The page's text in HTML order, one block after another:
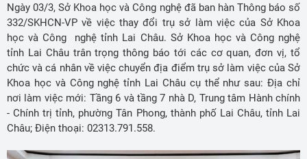
Ngày 03/3, Sở Khoa học và Công nghệ đã ban hàn Thông báo số
332/SKHCN-VP về việc thay đổi trụ sở làm việc của Sở Khoa
học và Công nghệ tỉnh Lai Châu. Sở Khoa học và Công nghệ
tỉnh Lai Châu trân trọng thông báo tới các cơ quan, đơn vị, tổ
chức và cá nhân về việc chuyển địa điểm trụ sở làm việc của Sở
Khoa học và Công nghệ tỉnh Lai Châu cụ thể như sau: Địa chỉ
nơi làm việc mới: Tầng 6 và tầng 7 nhà D, Trung tâm Hành chính
- Chính trị tỉnh, phường Tân Phong, thành phố Lai Châu, tỉnh Lai
Châu; Điện thoại: 02313.791.558.